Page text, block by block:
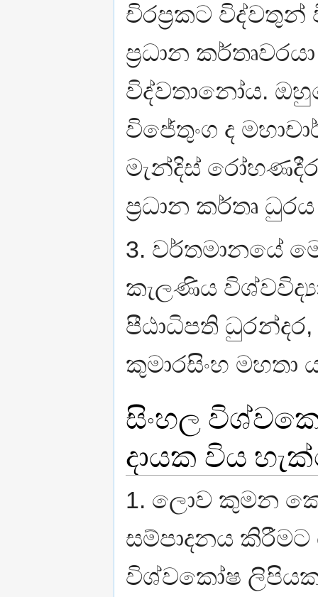
චිරප‍්‍රකට
ප‍්‍රධාන
විද්වතානෝය.
විජේතුංග ද
මැන්දිස්
ප‍්‍රධාන කර්තෘ
3. වර්තමානයේ
කැලණිය
පීඨාධිපති
කුමාරසිංහ මහතා
සිංහල
දායක විය
1. ලොව කුමන
සම්පාදනය කිරීමට
විශ්වකෝෂ ලිපියක